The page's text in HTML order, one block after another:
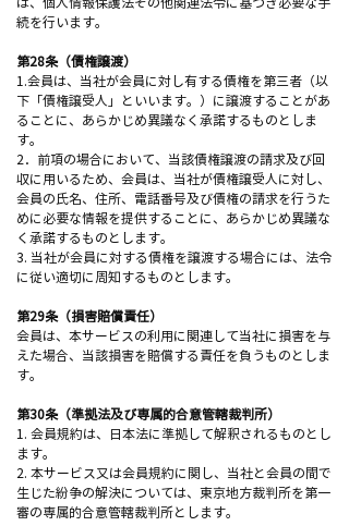
続を行います。
第28条（債権譲渡）
1.会員は、当社が会員に対し有する債権を第三者（以
下「債権譲受人」といいます。）に譲渡することがあ
ることに、あらかじめ異議なく承諾するものとしま
す。
2．前項の場合において、当該債権譲渡の請求及び回
収に用いるため、会員は、当社が債権譲受人に対し、
会員の氏名、住所、電話番号及び債権の請求を行うた
めに必要な情報を提供することに、あらかじめ異議な
く承諾するものとします。
3. 当社が会員に対する債権を譲渡する場合には、法令
に従い適切に周知するものとします。
第29条（損害賠償責任）
会員は、本サービスの利用に関連して当社に損害を与
えた場合、当該損害を賠償する責任を負うものとしま
す。
第30条（準拠法及び専属的合意管轄裁判所）
1. 会員規約は、日本法に準拠して解釈されるものとし
ます。
2. 本サービス又は会員規約に関し、当社と会員の間で
生じた紛争の解決については、東京地方裁判所を第一
審の専属的合意管轄裁判所とします。